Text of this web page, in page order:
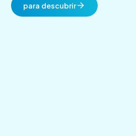
para descubrirarrow_forward